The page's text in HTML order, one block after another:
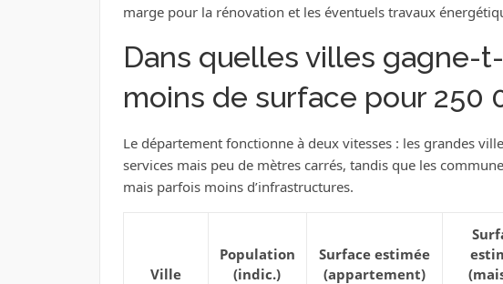
marge pour la rénovation et les éventuels travaux
Dans quelles villes gagne-
moins de surface pour 250
Le département fonctionne à deux vitesses : les grandes
services mais peu de mètres carrés, tandis que les
mais parfois moins d’infrastructures.
Ville
Population
(indic.)
Surface estimée
(appartement)